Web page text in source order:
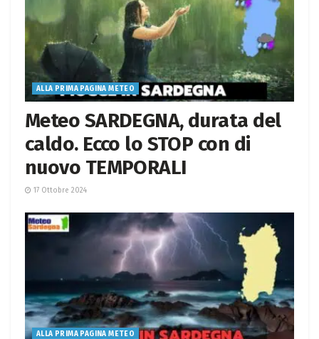
ALLA PRIMA PAGINA METEO
Meteo SARDEGNA, durata del
caldo. Ecco lo STOP con di
nuovo TEMPORALI
17 Ottobre 2024
ALLA PRIMA PAGINA METEO